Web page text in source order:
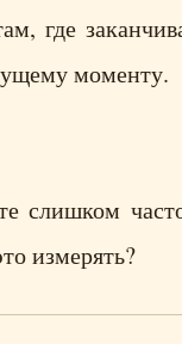
где
моменту.
слишком
измерять?